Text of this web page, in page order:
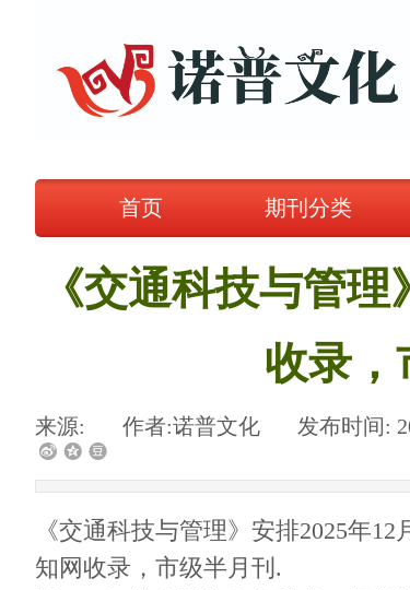
诺普文化
首页 期刊分类
《交通科技与管
收录，
来源: 作者:诺普文化 发布时间:
《交通科技与管理》安排2025年12
知网收录，市级半月刊.